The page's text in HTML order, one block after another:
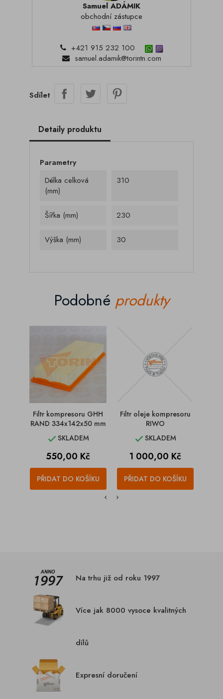
Samuel ADÁMIK
obchodní zástupce
+421 915 232 100
samuel.adamik@torintn.com
Sdílet
Detaily produktu
Parametry
Délka celková
(mm)
310
Šířka (mm) 230
Výška (mm) 30
Podobné produkty
Filtr kompresoru GHH
RAND 334x142x50 mm
SKLADEM
Cena
550,00 Kč
PŘIDAT DO KOŠÍKU
Filtr oleje kompresoru
RIWO
SKLADEM
Cena
1 000,00 Kč
PŘIDAT DO KOŠÍKU
Na trhu již od roku 1997
Více jak 8000 vysoce kvalitných
dílů
Expresní doručení